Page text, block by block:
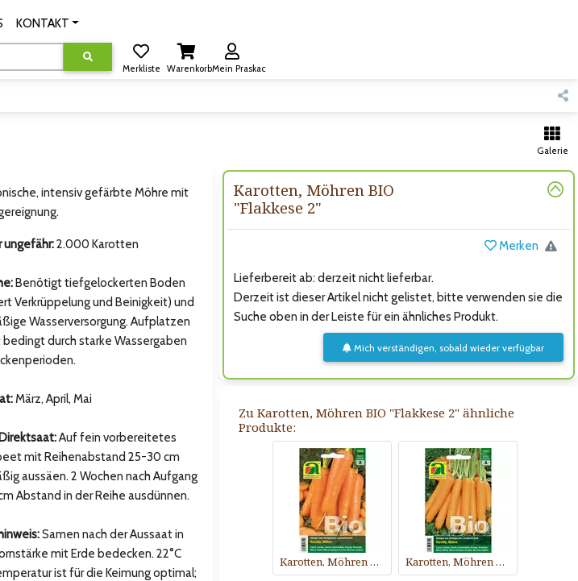
KONTAKT
Merkliste WarenkorbMein Praskac
Galerie
Karotten, Möhren BIO
"Flakkese 2"
Merken
Lieferbereit ab: derzeit nicht lieferbar.
Derzeit ist dieser Artikel nicht gelistet, bitte verwenden sie die
Suche oben in der Leiste für ein ähnliches Produkt.
Mich verständigen, sobald wieder verfügbar
Zu Karotten, Möhren BIO "Flakkese 2" ähnliche
Produkte:
Karotten, Möhren BIO "Chantenay" Karotten, Möhren BIO "Nantes 2"
intensiv gefärbte Möhre mit
ungefähr:2.000 Karotten
Benötigt tiefgelockerten Boden
Verkrüppelung und Beinigkeit) und
Wasserversorgung. Aufplatzen
durch starke Wassergaben
März, April, Mai
Auf fein vorbereitetes
mit Reihenabstand 25-30 cm
aussäen. 2 Wochen nach Aufgang
Abstand in der Reihe ausdünnen.
Samen nach der Aussaat in
mit Erde bedecken. 22°C
ist für die Keimung optimal;